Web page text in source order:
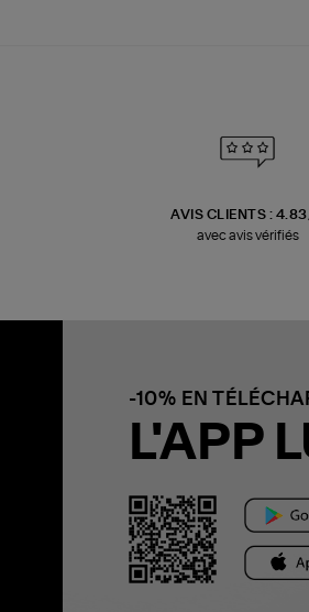
AVIS CLIENTS :
avec avis vérifiés
-10% EN
L'APP